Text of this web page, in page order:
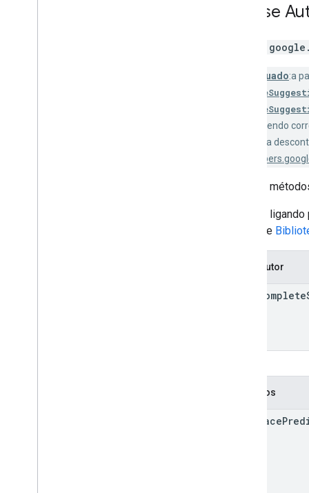
Classe
Descontinuado:a
continue recebendo
meses antes da
https://
Contém
Acesse ligando
Consulte
Construtor
Autocomplete
Métodos
Place